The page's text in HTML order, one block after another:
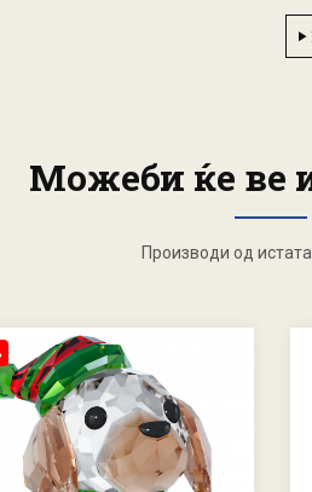
Можеби ќе ве
Производи од истата